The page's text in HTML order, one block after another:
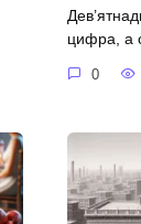
цифра, а
0